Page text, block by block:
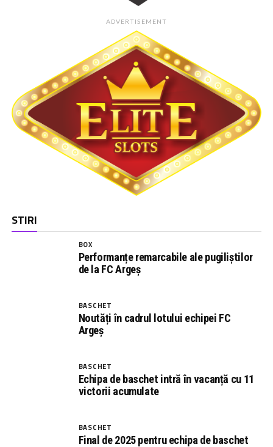
ADVERTISEMENT
STIRI
BOX
Performanțe remarcabile ale pugiliștilor
de la FC Argeș
BASCHET
Noutăți în cadrul lotului echipei FC
Argeș
BASCHET
Echipa de baschet intră în vacanță cu 11
victorii acumulate
BASCHET
Final de 2025 pentru echipa de baschet